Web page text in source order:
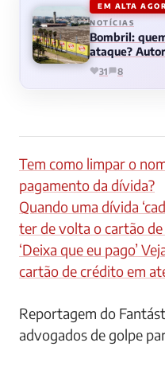
EM ALTA
NOTÍCIAS
Bombril:
ataque?
31 8
Tem como limpar o
pagamento da dívida?
Quando uma dívida
ter de volta o cartão
‘Deixa que eu pago’
cartão de crédito em
Reportagem do
advogados de golpe